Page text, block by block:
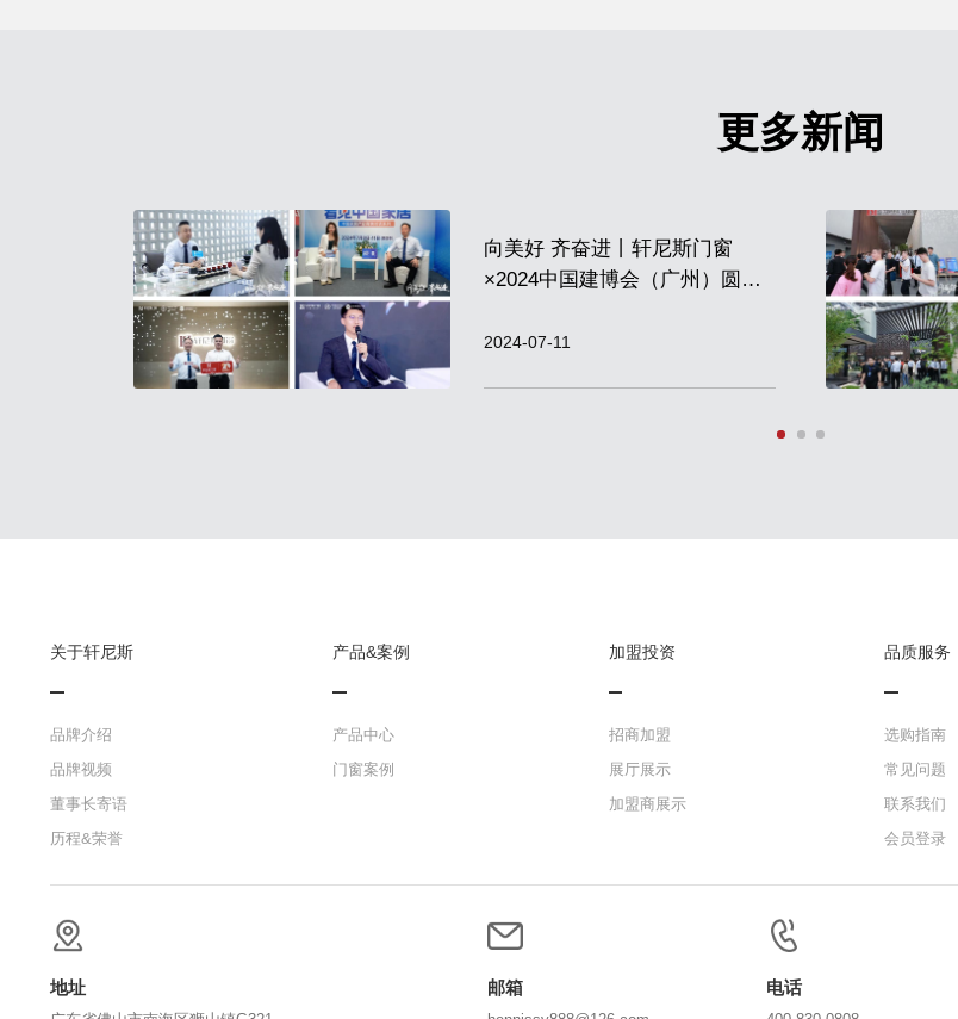
更多新闻
向美好 齐奋进丨轩尼斯门窗
×2024中国建博会（广州）圆满
2024-07-11
关于轩尼斯
品牌介绍
品牌视频
董事长寄语
历程&荣誉
产品&案例
产品中心
门窗案例
加盟投资
招商加盟
展厅展示
加盟商展示
品质服务
选购指南
常见问题
联系我们
会员登录
地址 邮箱 电话